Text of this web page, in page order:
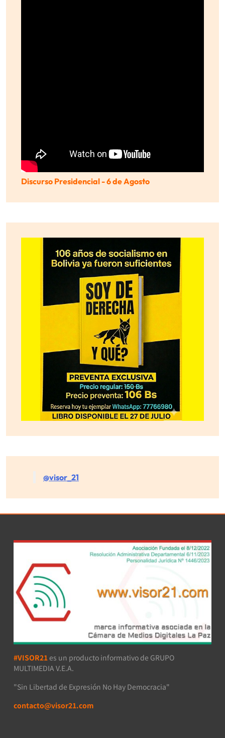
Discurso Presidencial - 6 de Agosto
@visor_21
#VISOR21 es un producto informativo de GRUPO
MULTIMEDIA V.E.A.
"Sin Libertad de Expresión No Hay Democracia"
contacto@visor21.com